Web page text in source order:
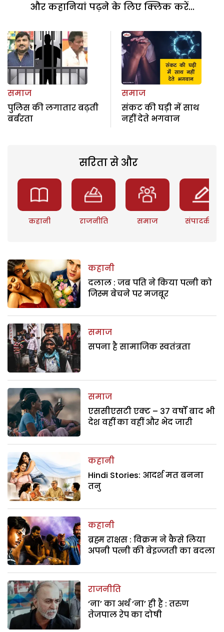
और कहानियां पढ़ने के लिए क्लिक करें...
समाज
पुलिस की लगातार बढ़ती
बर्बरता
समाज
संकट की घड़ी में साथ
नहीं देते भगवान
सरिता से और
कहानी राजनीति समाज संपादकीय
कहानी
दलाल : जब पति ने किया पत्नी को
जिस्म बेचने पर मजबूर
समाज
सपना है सामाजिक स्वतंत्रता
समाज
एससीएसटी एक्ट – 37 वर्षों बाद भी
देश वहीं का वहीं और भेद जारी
कहानी
Hindi Stories: आदर्श मत बनना
तनु
कहानी
ब्रह्म राक्षस : विक्रम ने कैसे लिया
अपनी पत्नी की बेइज्जती का बदला
राजनीति
‘ना’ का अर्थ ‘ना’ ही है : तरुण
तेजपाल रेप का दोषी